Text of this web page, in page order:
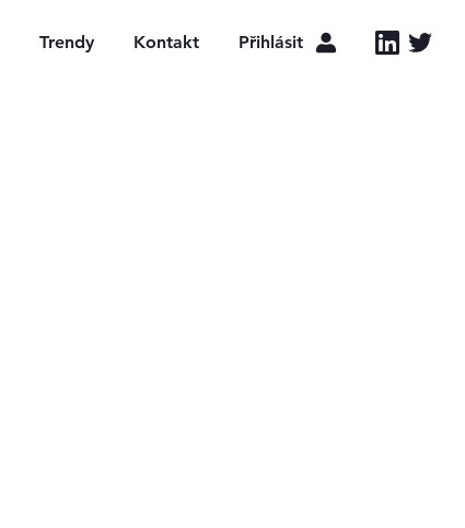
Trendy Kontakt Přihlásit LinkedInTwitter